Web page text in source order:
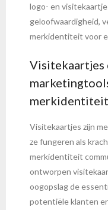
logo- en
geloofwaardigheid,
merkidentiteit voor
Visitekaartjes
merkidentiteit
Visitekaartjes zijn
ze fungeren als
merkidentiteit
ontworpen
oogopslag de
potentiële klanten